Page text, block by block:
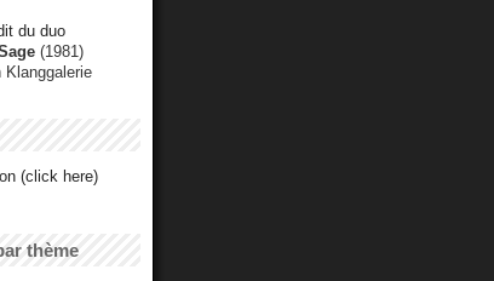
du duo
(1981)
Klanggalerie
(click here)
thème